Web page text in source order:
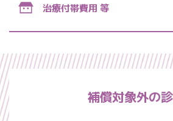
治療付帯費用 等
補償対象外の